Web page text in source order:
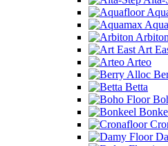
Arbiton
Art
Arteo
Betta